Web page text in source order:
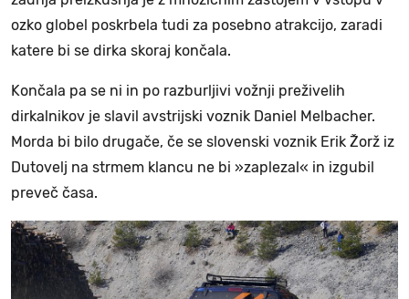
ozko globel poskrbela tudi za posebno atrakcijo, zaradi
katere bi se dirka skoraj končala.
Končala pa se ni in po razburljivi vožnji preživelih
dirkalnikov je slavil avstrijski voznik Daniel Melbacher.
Morda bi bilo drugače, če se slovenski voznik Erik Žorž iz
Dutovelj na strmem klancu ne bi »zaplezal« in izgubil
preveč časa.